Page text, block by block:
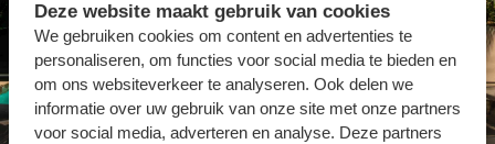
Deze website maakt gebruik van cookies
We gebruiken cookies om content en advertenties te
personaliseren, om functies voor social media te bieden en
om ons websiteverkeer te analyseren. Ook delen we
informatie over uw gebruik van onze site met onze partners
voor social media, adverteren en analyse. Deze partners
Karibu Guesthouse Entebbe